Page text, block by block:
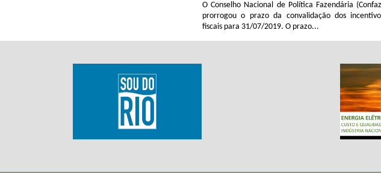
O Conselho Nacional de Política Fazendária
prorrogou o prazo da convalidação dos
fiscais para 31/07/2019. O prazo...